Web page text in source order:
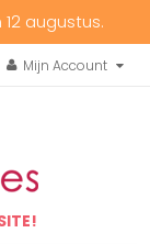
augustus.
Mijn Account